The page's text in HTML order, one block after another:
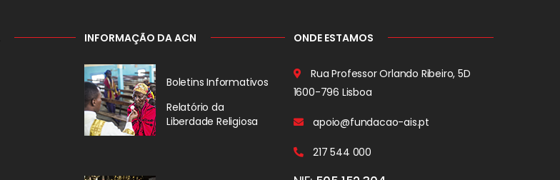
INFORMAÇÃO DA ACN
Boletins Informativos
Relatório da
Liberdade Religiosa
ONDE ESTAMOS
Rua Professor Orlando Ribeiro, 5D
1600-796 Lisboa
apoio@fundacao-ais.pt
217 544 000